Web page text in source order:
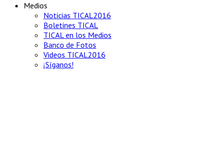
Medios
Noticias TICAL2016
Boletines TICAL
TICAL en los Medios
Banco de Fotos
Videos TICAL2016
¡Síganos!